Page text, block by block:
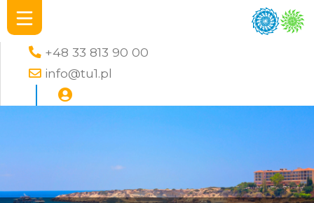
+48 33 813 90 00
info@tu1.pl